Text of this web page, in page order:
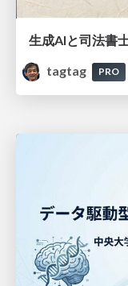
生成AIと司法書
tagtag
PRO